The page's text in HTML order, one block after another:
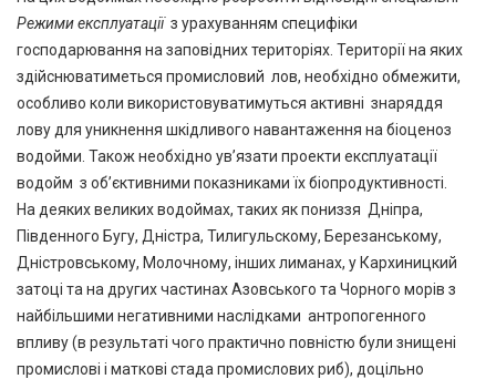
Режими експлуатаціїз урахуванням специфіки
господарювання на заповідних територіях. Території на яких
здійснюватиметься промисловий лов, необхідно обмежити,
особливо коли використовуватимуться активні знаряддя
лову для уникнення шкідливого навантаження на біоценоз
водойми. Також необхідно ув’язати проекти експлуатації
водойм з об’єктивними показниками їх біопродуктивності.
На деяких великих водоймах, таких як пониззя Дніпра,
Південного Бугу, Дністра, Тилигульскому, Березанському,
Дністровському, Молочному, інших лиманах, у Кархиницкий
затоці та на других частинах Азовського та Чорного морів з
найбільшими негативними наслідками антропогенного
впливу (в результаті чого практично повністю були знищені
промислові і маткові стада промислових риб), доцільно